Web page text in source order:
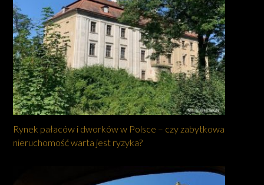
Rynek pałaców i dworków w Polsce – czy zabytkowa
nieruchomość warta jest ryzyka?